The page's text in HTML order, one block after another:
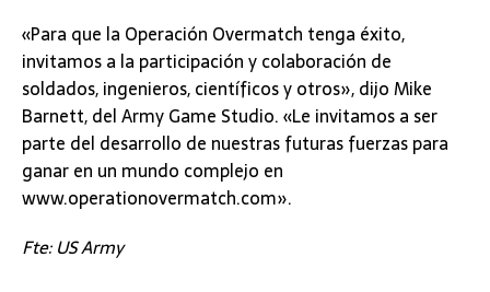
«Para que la Operación Overmatch tenga éxito,
invitamos a la participación y colaboración de
soldados, ingenieros, científicos y otros», dijo Mike
Barnett, del Army Game Studio. «Le invitamos a ser
parte del desarrollo de nuestras futuras fuerzas para
ganar en un mundo complejo en
www.operationovermatch.com».
Fte: US Army